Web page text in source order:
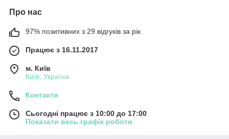
Про нас
97% позитивних з 29 відгуків за рік
Працює з 16.11.2017
м. Київ
Київ, Україна
Контакти
Сьогодні працює з 10:00 до 17:00
Показати весь графік роботи